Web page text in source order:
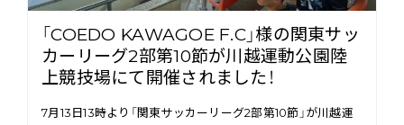
「COEDO KAWAGOE F.C」様の関東サッ
カーリーグ2部第10節が川越運動公園陸
上競技場にて開催されました！
7月13日13時より「関東サッカーリーグ2部第10節」が川越運